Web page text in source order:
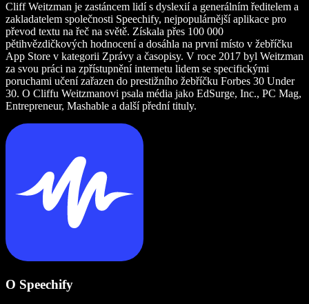
Cliff Weitzman je zastáncem lidí s dyslexií a generálním ředitelem a
zakladatelem společnosti Speechify, nejpopulárnější aplikace pro
převod textu na řeč na světě. Získala přes 100 000
pětihvězdičkových hodnocení a dosáhla na první místo v žebříčku
App Store v kategorii Zprávy a časopisy. V roce 2017 byl Weitzman
za svou práci na zpřístupnění internetu lidem se specifickými
poruchami učení zařazen do prestižního žebříčku Forbes 30 Under
30. O Cliffu Weitzmanovi psala média jako EdSurge, Inc., PC Mag,
Entrepreneur, Mashable a další přední tituly.
O Speechify